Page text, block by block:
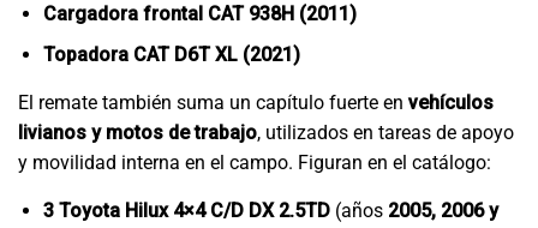
Cargadora frontal CAT 938H (2011)
Topadora CAT D6T XL (2021)
El remate también suma un capítulo fuerte en vehículos
livianos y motos de trabajo, utilizados en tareas de apoyo
y movilidad interna en el campo. Figuran en el catálogo:
3 Toyota Hilux 4×4 C/D DX 2.5TD(años 2005, 2006 y